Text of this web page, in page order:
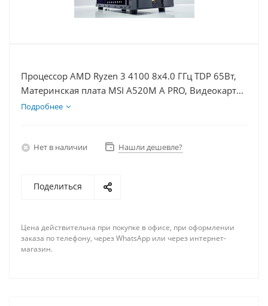
Процессор AMD Ryzen 3 4100 8x4.0 ГГц TDP 65Вт,
Материнская плата MSI A520M A PRO, Видеокарта
RX 7900XTX 24Гб, Память DDR4 16Gb, Диски SSD
Подробнее
Нет в наличии Нашли дешевле?
Поделиться
Цена действительна при покупке в офисе, при оформлении
заказа по телефону, через WhatsApp или через интернет-
магазин.